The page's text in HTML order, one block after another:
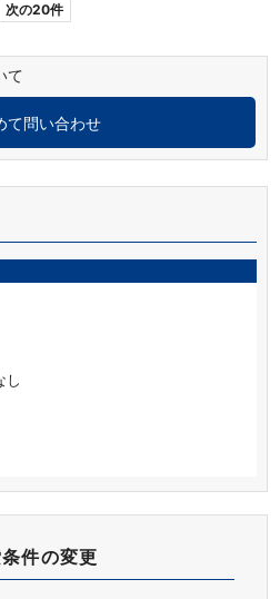
件の変更
し
次の20件
て
て問い合わせ